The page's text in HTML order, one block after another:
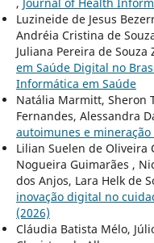
Luzineide de Jesus
Andréia Cristina de
Juliana Pereira de
em Saúde Digital no
Informática em Saúde
Natália Marmitt, Sheron
Fernandes, Alessandra
autoimunes e mineração
Lilian Suelen de Oliveira
Nogueira Guimarães ,
dos Anjos, Lara Helk de
inovação digital no
(2026)
Cláudia Batista Mélo,